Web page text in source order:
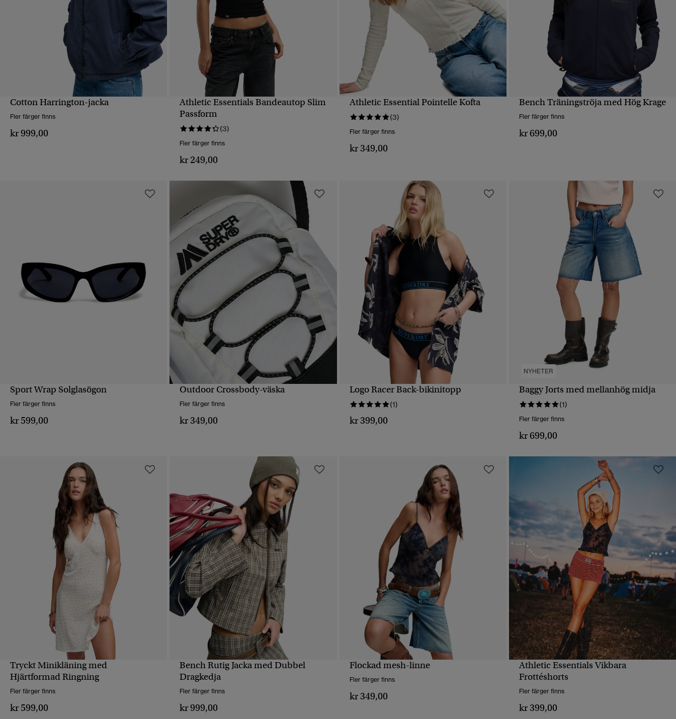
SNABBVY
Cotton Harrington-jacka
Fler färger finns
kr 999,00
Athletic Essentials Bandeautop Slim
Passform
(3)
Fler färger finns
kr 249,00
Athletic Essential Pointelle Kofta
(3)
Fler färger finns
kr 349,00
SNABBVY
Bench Träningströja med Hög Krage
Fler färger finns
kr 699,00
SNABBVY
Sport Wrap Solglasögon
Fler färger finns
kr 599,00
SNABBVY
Outdoor Crossbody-väska
Fler färger finns
kr 349,00
Logo Racer Back-bikinitopp
(1)
kr 399,00
NYHETER
Baggy Jorts med mellanhög midja
(1)
Fler färger finns
kr 699,00
SNABBVY
Tryckt Minikläning med
Hjärtformad Ringning
Fler färger finns
kr 599,00
Bench Rutig Jacka med Dubbel
Dragkedja
Fler färger finns
kr 999,00
Flockad mesh-linne
Fler färger finns
kr 349,00
Athletic Essentials Vikbara
Frottéshorts
Fler färger finns
kr 399,00